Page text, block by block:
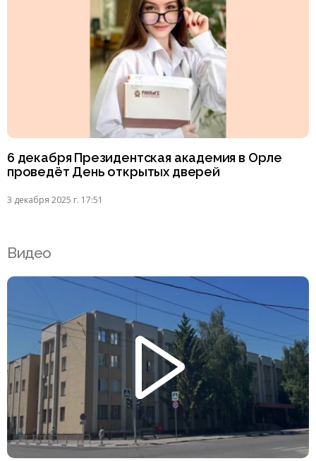
6 декабря Президентская академия в Орле
проведёт День открытых дверей
3 декабря 2025 г. 17:51
Видео